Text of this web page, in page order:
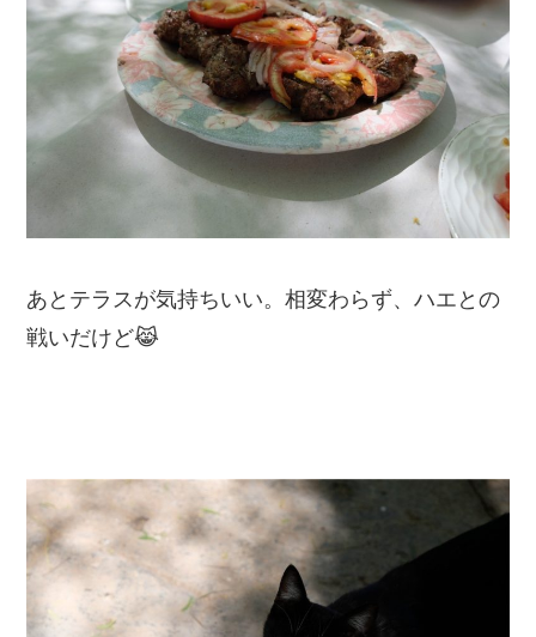
あとテラスが気持ちいい。相変わらず、ハエとの
戦いだけど😹